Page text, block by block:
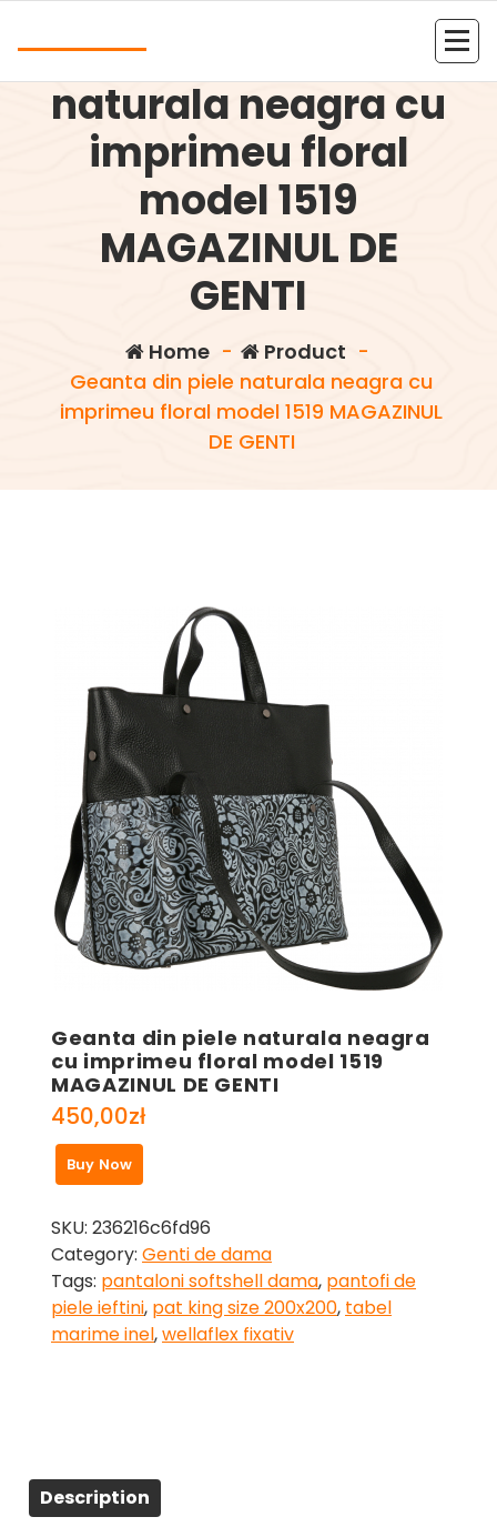
Geanta din piele
naturala neagra cu
imprimeu floral
model 1519
MAGAZINUL DE
GENTI
Home- Product -
Geanta din piele naturala neagra cu
imprimeu floral model 1519 MAGAZINUL
DE GENTI
Geanta din piele naturala neagra
cu imprimeu floral model 1519
MAGAZINUL DE GENTI
450,00zł
Buy Now
SKU: 236216c6fd96
Category: Genti de dama
Tags: pantaloni softshell dama, pantofi de
piele ieftini, pat king size 200x200, tabel
marime inel,wellaflex fixativ
Description